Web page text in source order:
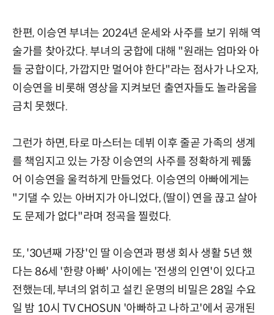
한편, 이승연 부녀는 2024년 운세와 사주를 보기 위해 역
술가를 찾아갔다. 부녀의 궁합에 대해 "원래는 엄마와 아
들 궁합이다, 가깝지만 멀어야 한다"라는 점사가 나오자,
이승연을 비롯해 영상을 지켜보던 출연자들도 놀라움을
금치 못했다.
그런가 하면, 타로 마스터는 데뷔 이후 줄곧 가족의 생계
를 책임지고 있는 가장 이승연의 사주를 정확하게 꿰뚫
어 이승연을 울컥하게 만들었다. 이승연의 아빠에게는
"기댈 수 있는 아버지가 아니었다, (딸이) 연을 끊고 살아
도 문제가 없다"라며 정곡을 찔렀다.
또, '30년째 가장'인 딸 이승연과 평생 회사 생활 5년 했
다는 86세 '한량 아빠' 사이에는 '전생의 인연'이 있다고
전했는데, 부녀의 얽히고 설킨 운명의 비밀은 28일 수요
일 밤 10시 TV CHOSUN '아빠하고 나하고'에서 공개된